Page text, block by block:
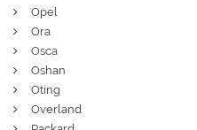
Opel
Ora
Osca
Oshan
Oting
Overland